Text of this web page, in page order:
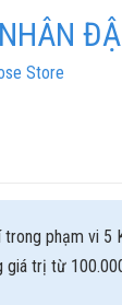
Store
trong phạm vi 5
giá trị từ